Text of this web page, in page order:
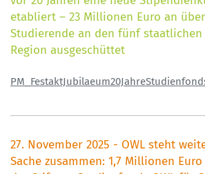
etabliert – 23 Millionen Euro an
Studierende an den fünf
Region ausgeschüttet
27. November 2025 - OWL steht
Sache zusammen: 1,7 Millionen